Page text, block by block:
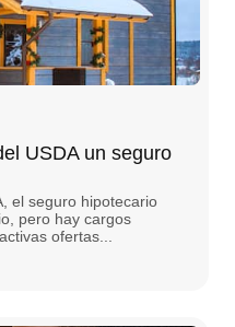
USDA un seguro
el seguro hipotecario
pero hay cargos
ofertas...